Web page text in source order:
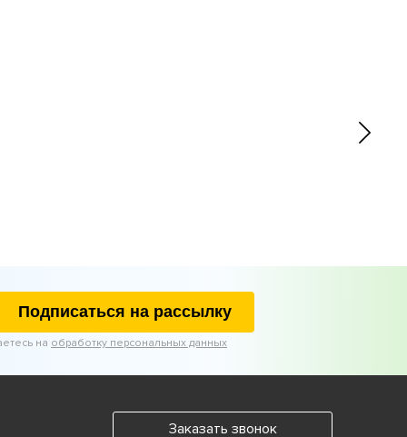
Подписаться на рассылку
на обработку персональных данных
Заказать звонок